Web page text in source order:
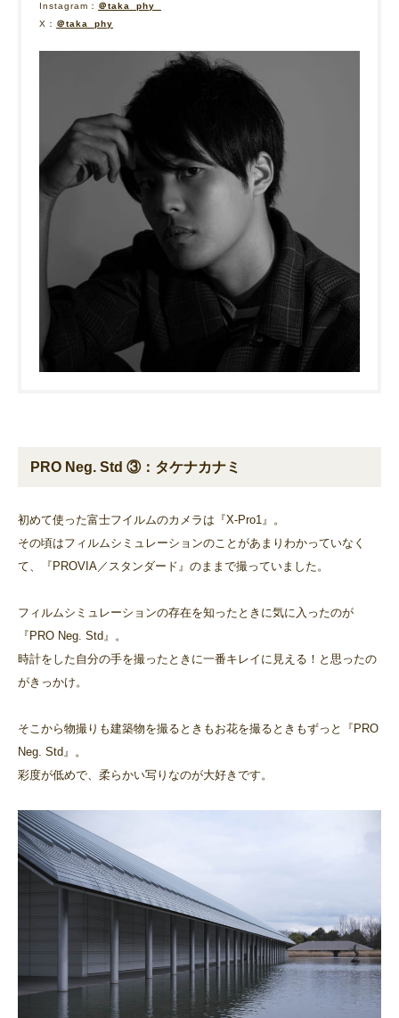
Instagram： ＠taka_phy_
X： ＠taka_phy
PRO Neg. Std ③：タケナカナミ
初めて使った富士フイルムのカメラは『X-Pro1』。
その頃はフィルムシミュレーションのことがあまりわかっていなく
て、『PROVIA／スタンダード』のままで撮っていました。
フィルムシミュレーションの存在を知ったときに気に入ったのが
『PRO Neg. Std』。
時計をした自分の手を撮ったときに一番キレイに見える！と思ったの
がきっかけ。
そこから物撮りも建築物を撮るときもお花を撮るときもずっと『PRO
Neg. Std』。
彩度が低めで、柔らかい写りなのが大好きです。